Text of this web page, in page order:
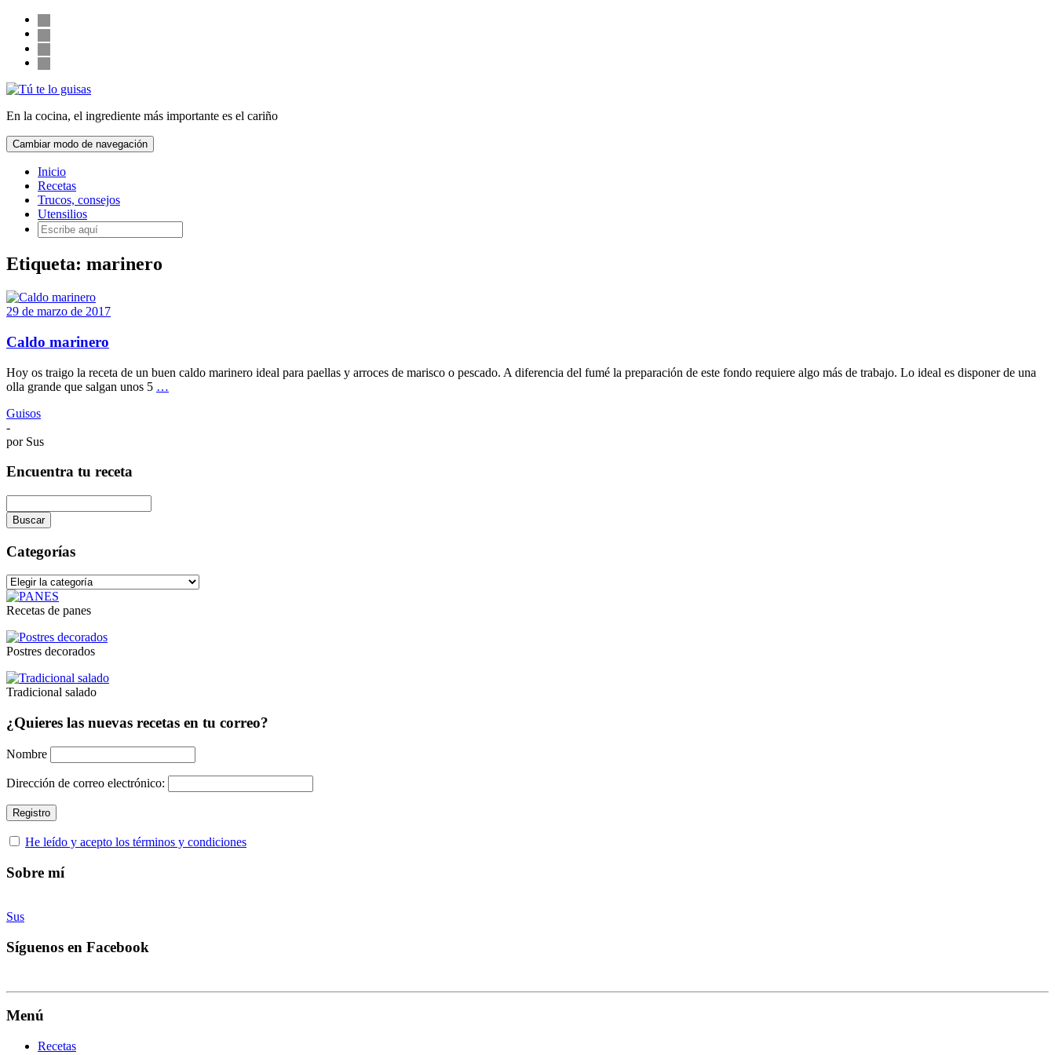
Saltar
contenido
Followfacebook
twitter
pinterest
instagram
Alternar
cabecera
En la cocina, el ingrediente más importante es el cariño
Cambiar modo de navegación
Inicio
Recetas
Trucos, consejos
Utensilios
Etiqueta: marinero
29 de marzo de 2017
Caldo marinero
Hoy os traigo la receta de un buen caldo marinero ideal para paellas y arroces de marisco o pescado. A diferencia del fumé la preparación de este fondo requiere algo más de trabajo. Lo ideal es disponer de una
olla grande que salgan unos 5 …
Guisos
-
por Sus
Encuentra tu receta
Buscar
búsqueda
en
progreso
Categorías
Categorías
Recetas de panes
Postres decorados
Tradicional salado
¿Quieres las nuevas recetas en tu correo?
Nombre
Dirección de correo electrónico:
He leído y acepto los términos y condiciones
Sobre mí
Sus
Síguenos en Facebook
Menú
Recetas